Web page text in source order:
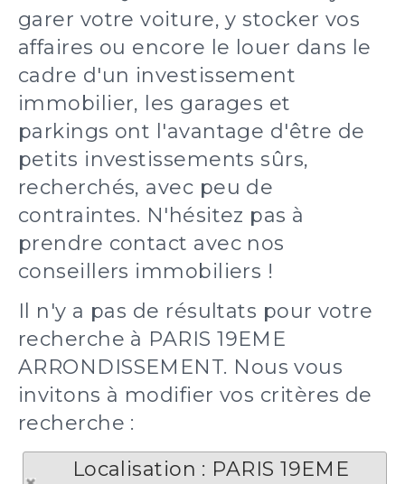
garer votre voiture, y stocker vos
affaires ou encore le louer dans le
cadre d'un investissement
immobilier, les garages et
parkings ont l'avantage d'être de
petits investissements sûrs,
recherchés, avec peu de
contraintes. N'hésitez pas à
prendre contact avec nos
conseillers immobiliers !
Il n'y a pas de résultats pour votre
recherche à PARIS 19EME
ARRONDISSEMENT. Nous vous
invitons à modifier vos critères de
recherche :
Localisation : PARIS 19EME